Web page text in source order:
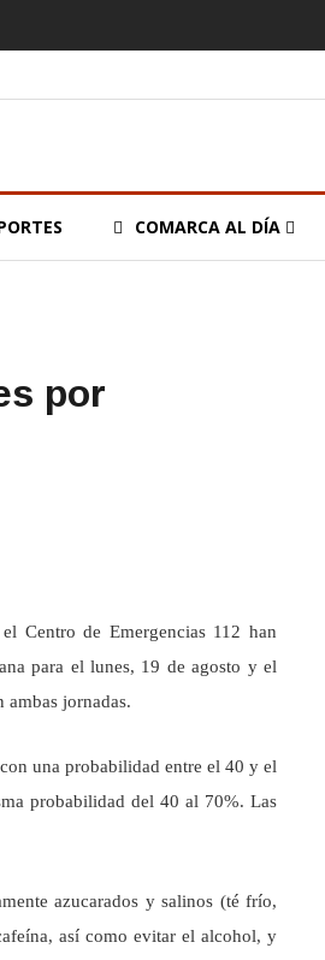
COMARCA AL DÍA
por
Centro de Emergencias 112 han
para el lunes, 19 de agosto y el
ambas jornadas.
una probabilidad entre el 40 y el
probabilidad del 40 al 70%. Las
azucarados y salinos (té frío,
así como evitar el alcohol, y